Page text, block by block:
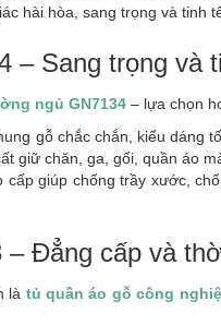
hài hòa, sang trọng và tinh
– Sang trọng và
ngủ GN7134 – lựa chọn
gỗ chắc chắn, kiểu dáng
giữ chăn, ga, gối, quần áo
giúp chống trầy xước,
– Đẳng cấp và
là tủ quần áo gỗ công